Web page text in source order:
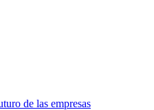
de las empresas